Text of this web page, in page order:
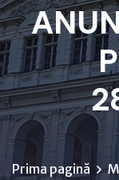
Prima pagină